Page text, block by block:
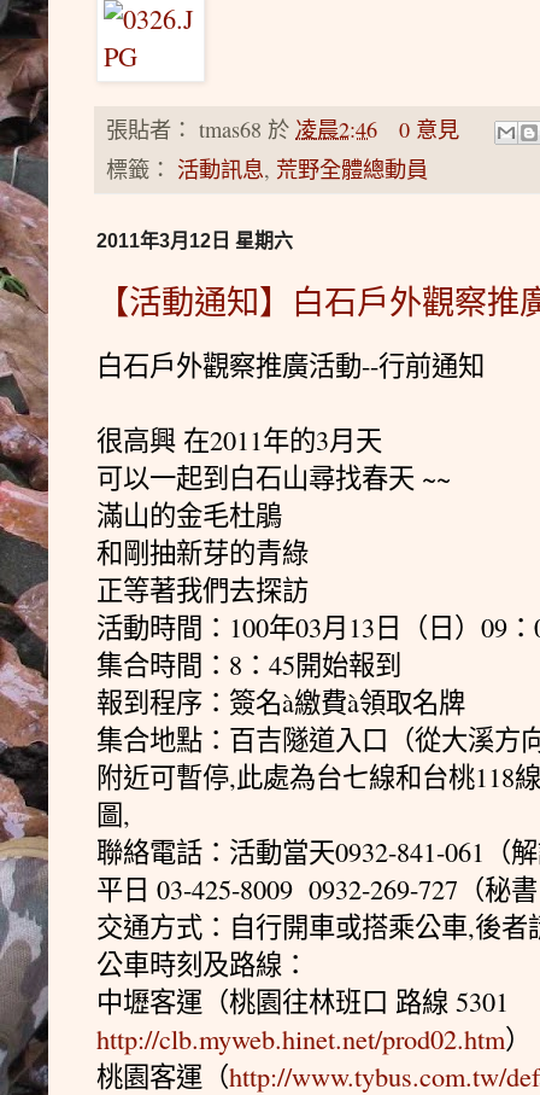
張貼者： tmas68 於 凌晨2:46
0 意見
標籤： 活動訊息, 荒野全體總動員
2011年3月12日 星期六
【活動通知】白石戶外觀察
白石戶外觀察推廣活動--行前通知
很高興 在2011年的3月天
可以一起到白石山尋找春天 ~~
滿山的金毛杜鵑
和剛抽新芽的青綠
正等著我們去探訪
活動時間：100年03月13日（日）09：
集合時間：8：45開始報到
報到程序：簽名à繳費à領取名牌
集合地點：百吉隧道入口（從大溪方
附近可暫停,此處為台七線和台桃118
圖,
聯絡電話：活動當天0932-841-061（
平日 03-425-8009 0932-269-727（秘
交通方式：自行開車或搭乘公車,後
公車時刻及路線：
中壢客運（桃園往林班口 路線 5301
http://clb.myweb.hinet.net/prod02.htm）
桃園客運（http://www.tybus.com.tw/